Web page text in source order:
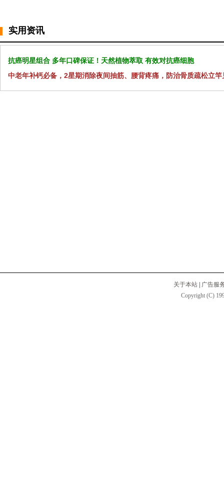
实用资讯
抗癌明星组合 多年口碑保证！天然植物萃取 有效对抗癌细胞
中老年补钙必备，2星期消除夜间抽筋、腰背疼痛，防治骨质疏松立竿
关于本站
广告服
Copyright (C)